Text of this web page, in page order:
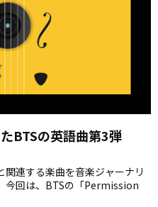
BTSの英語曲第3弾
関連する楽曲を音楽ジャーナリ
今回は、BTSの「Permission